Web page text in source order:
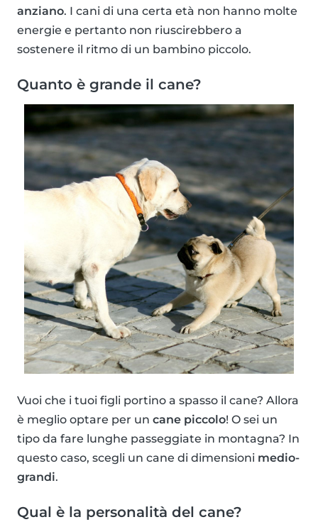
anziano. I cani di una certa età non hanno molte
energie e pertanto non riuscirebbero a
sostenere il ritmo di un bambino piccolo.
Quanto è grande il cane?
Vuoi che i tuoi figli portino a spasso il cane? Allora
è meglio optare per un cane piccolo! O sei un
tipo da fare lunghe passeggiate in montagna? In
questo caso, scegli un cane di dimensioni medio-
grandi.
Qual è la personalità del cane?